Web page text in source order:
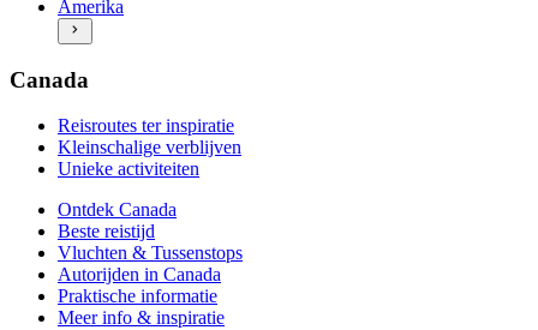
Meer info & inspiratie
Beste reistijd
Vluchten & Tussenstops
Praktische informatie
Amerika
Canada
Reisroutes ter inspiratie
Kleinschalige verblijven
Unieke activiteiten
Ontdek Canada
Beste reistijd
Vluchten & Tussenstops
Autorijden in Canada
Praktische informatie
Meer info & inspiratie